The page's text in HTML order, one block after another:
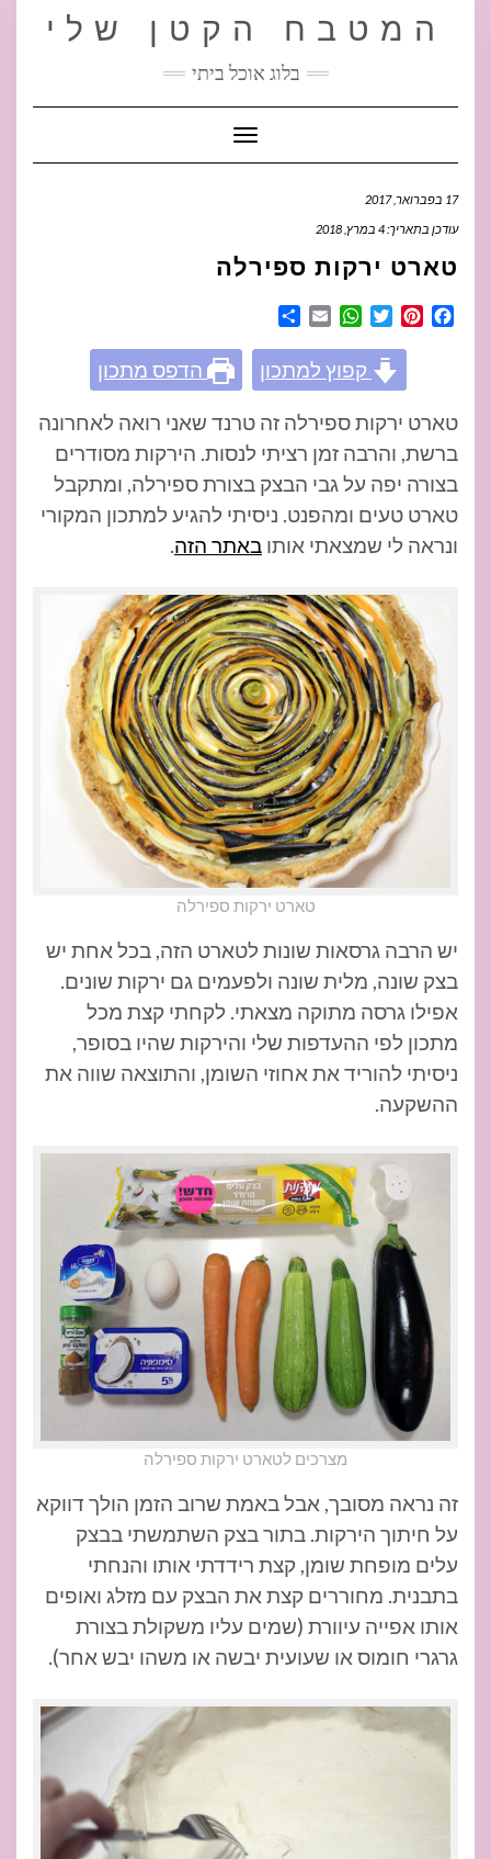
המטבח הקטן שלי
בלוג אוכל ביתי
Toggle Navigation
17 בפברואר, 2017
עודכן בתאריך: 4 במרץ, 2018
טארט ירקות ספירלה
Facebook
Pinterest
Twitter
WhatsApp
Email
קפוץ למתכון הדפס מתכון
טארט ירקות ספירלה זה טרנד שאני רואה לאחרונה
ברשת, והרבה זמן רציתי לנסות. הירקות מסודרים
בצורה יפה על גבי הבצק בצורת ספירלה, ומתקבל
טארט טעים ומהפנט. ניסיתי להגיע למתכון המקורי
ונראה לי שמצאתי אותו באתר הזה.
טארט ירקות ספירלה
יש הרבה גרסאות שונות לטארט הזה, בכל אחת יש
בצק שונה, מלית שונה ולפעמים גם ירקות שונים.
אפילו גרסה מתוקה מצאתי. לקחתי קצת מכל
מתכון לפי ההעדפות שלי והירקות שהיו בסופר,
ניסיתי להוריד את אחוזי השומן, והתוצאה שווה את
ההשקעה.
מצרכים לטארט ירקות ספירלה
זה נראה מסובך, אבל באמת שרוב הזמן הולך דווקא
על חיתוך הירקות. בתור בצק השתמשתי בבצק
עלים מופחת שומן, קצת רידדתי אותו והנחתי
בתבנית. מחוררים קצת את הבצק עם מזלג ואופים
אותו אפייה עיוורת (שמים עליו משקולת בצורת
גרגרי חומוס או שעועית יבשה או משהו יבש אחר).